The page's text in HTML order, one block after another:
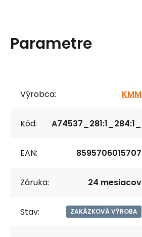
Parametre
Výrobca: KMM
Kód: A74537_281:1_284:1_
EAN: 8595706015707
Záruka: 24 mesiacov
Stav: ZAKÁZKOVÁ VÝROBA